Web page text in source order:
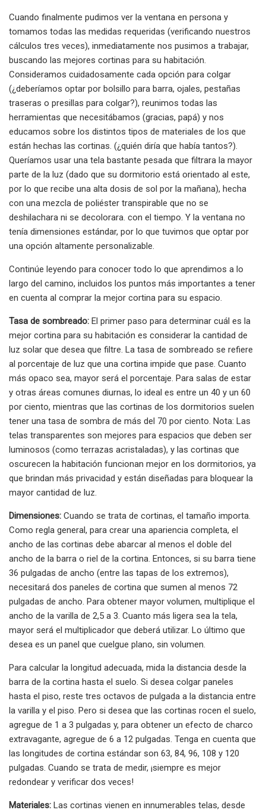
Cuando finalmente pudimos ver la ventana en persona y
tomamos todas las medidas requeridas (verificando nuestros
cálculos tres veces), inmediatamente nos pusimos a trabajar,
buscando las mejores cortinas para su habitación.
Consideramos cuidadosamente cada opción para colgar
(¿deberíamos optar por bolsillo para barra, ojales, pestañas
traseras o presillas para colgar?), reunimos todas las
herramientas que necesitábamos (gracias, papá) y nos
educamos sobre los distintos tipos de materiales de los que
están hechas las cortinas. (¿quién diría que había tantos?).
Queríamos usar una tela bastante pesada que filtrara la mayor
parte de la luz (dado que su dormitorio está orientado al este,
por lo que recibe una alta dosis de sol por la mañana), hecha
con una mezcla de poliéster transpirable que no se
deshilachara ni se decolorara. con el tiempo. Y la ventana no
tenía dimensiones estándar, por lo que tuvimos que optar por
una opción altamente personalizable.
Continúe leyendo para conocer todo lo que aprendimos a lo
largo del camino, incluidos los puntos más importantes a tener
en cuenta al comprar la mejor cortina para su espacio.
Tasa de sombreado: El primer paso para determinar cuál es la
mejor cortina para su habitación es considerar la cantidad de
luz solar que desea que filtre. La tasa de sombreado se refiere
al porcentaje de luz que una cortina impide que pase. Cuanto
más opaco sea, mayor será el porcentaje. Para salas de estar
y otras áreas comunes diurnas, lo ideal es entre un 40 y un 60
por ciento, mientras que las cortinas de los dormitorios suelen
tener una tasa de sombra de más del 70 por ciento. Nota: Las
telas transparentes son mejores para espacios que deben ser
luminosos (como terrazas acristaladas), y las cortinas que
oscurecen la habitación funcionan mejor en los dormitorios, ya
que brindan más privacidad y están diseñadas para bloquear la
mayor cantidad de luz.
Dimensiones: Cuando se trata de cortinas, el tamaño importa.
Como regla general, para crear una apariencia completa, el
ancho de las cortinas debe abarcar al menos el doble del
ancho de la barra o riel de la cortina. Entonces, si su barra tiene
36 pulgadas de ancho (entre las tapas de los extremos),
necesitará dos paneles de cortina que sumen al menos 72
pulgadas de ancho. Para obtener mayor volumen, multiplique el
ancho de la varilla de 2,5 a 3. Cuanto más ligera sea la tela,
mayor será el multiplicador que deberá utilizar. Lo último que
desea es un panel que cuelgue plano, sin volumen.
Para calcular la longitud adecuada, mida la distancia desde la
barra de la cortina hasta el suelo. Si desea colgar paneles
hasta el piso, reste tres octavos de pulgada a la distancia entre
la varilla y el piso. Pero si desea que las cortinas rocen el suelo,
agregue de 1 a 3 pulgadas y, para obtener un efecto de charco
extravagante, agregue de 6 a 12 pulgadas. Tenga en cuenta que
las longitudes de cortina estándar son 63, 84, 96, 108 y 120
pulgadas. Cuando se trata de medir, ¡siempre es mejor
redondear y verificar dos veces!
Materiales: Las cortinas vienen en innumerables telas, desde